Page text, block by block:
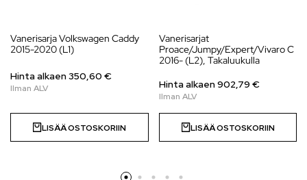
Vanerisarja Volkswagen Caddy
2015-2020 (L1)
Hinta alkaen350,60 €
LISÄÄ OSTOSKORIIN
Vanerisarjat
Proace/Jumpy/Expert/Vivaro C
2016- (L2), Takaluukulla
Hinta alkaen902,79 €
LISÄÄ OSTOSKORIIN